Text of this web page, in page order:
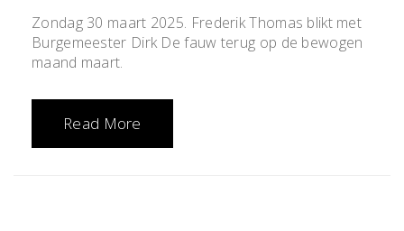
Zondag 30 maart 2025. Frederik Thomas blikt met
Burgemeester Dirk De fauw terug op de bewogen
maand maart.
Read More